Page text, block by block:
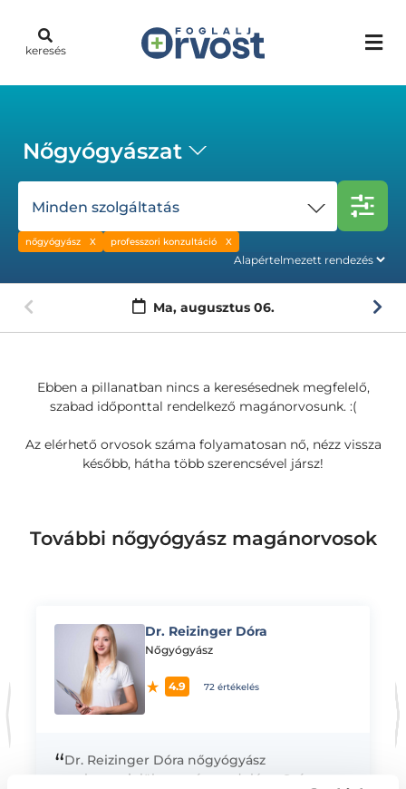
keresés
Nőgyógyászat
Minden szolgáltatás
nőgyógyász professzori konzultáció
Ma, augusztus 06.
Ebben a pillanatban nincs a keresésednek megfelelő,
szabad időponttal rendelkező magánorvosunk. :(
Az elérhető orvosok száma folyamatosan nő, nézz vissza
később, hátha több szerencsével jársz!
További nőgyógyász magánorvosok
Dr. Reizinger Dóra
Nőgyógyász
4.9 72 értékelés
“Dr. Reizinger Dóra nőgyógyász
szakorvosjelölt magánrendelése. Számomra